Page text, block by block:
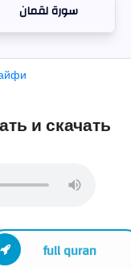
سورة لقمان
и скачать
full quran